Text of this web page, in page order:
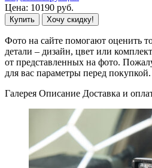
Цена: 10190 руб.
Купить Хочу скидку!
Фото на сайте помогают оценить
детали – дизайн, цвет или
от представленных на фото.
для вас параметры перед покупкой.
Галерея Описание Доставка и